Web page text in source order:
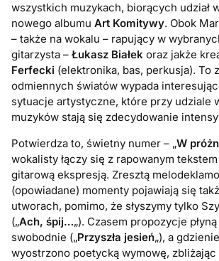
wszystkich muzykach, biorących udział
nowego albumuArt Komitywy. Obok
– także na wokalu – rapujący w
gitarzysta –Łukasz Białek oraz jakże
Ferfecki (elektronika, bas, perkusja). To
odmiennych światów wypada
sytuacje artystyczne, które przy udziale
muzyków stają się zdecydowanie
Potwierdza to, świetny numer – „W
wokalisty łączy się z rapowanym
gitarową ekspresją. Zresztą
(opowiadane) momenty pojawiają się
utworach, pomimo, że słyszymy tylko
(„Ach, śpij…„). Czasem propozycje
swobodnie („Przyszła jesień„), a
wyostrzono poetycką wymowę,